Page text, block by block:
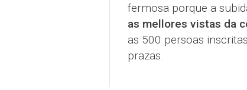
fermosa porque a
as mellores vistas da
as 500 persoas
prazas.